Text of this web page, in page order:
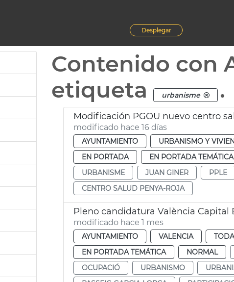
Desplegar
Contenido con
etiqueta
urbanisme .
Modificación PGOU nuevo centro
modificado hace 16 días
AYUNTAMIENTO URBANISMO Y
EN PORTADA
EN PORTADA TEMÁTICA
URBANISME
JUAN GINER PPLE
CENTRO SALUD PENYA-ROJA
Pleno candidatura València Capital
modificado hace 1 mes
AYUNTAMIENTO VALENCIA
EN PORTADA TEMÁTICA
NORMAL
OCUPACIÓ
URBANISMO